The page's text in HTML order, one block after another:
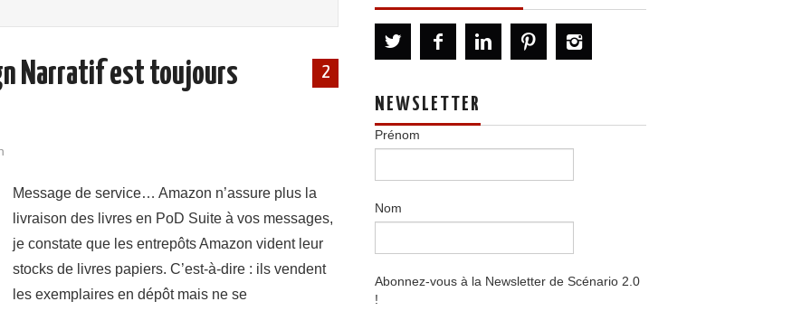
2
Narratif est toujours
Message de service… Amazon n’assure plus la
livraison des livres en PoD Suite à vos messages,
je constate que les entrepôts Amazon vident leur
stocks de livres papiers. C’est-à-dire : ils vendent
les exemplaires en dépôt mais ne se
NEWSLETTER
Prénom
Nom
Abonnez-vous à la Newsletter de Scénario 2.0
!